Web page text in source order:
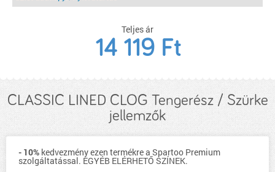
Teljes ár
14 119 Ft
CLASSIC LINED CLOG Tengerész / Szürke
jellemzők
- 10% kedvezmény ezen termékre a Spartoo Premium
szolgáltatással. EGYÉB ELÉRHETŐ SZÍNEK.